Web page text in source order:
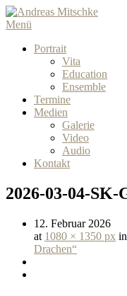
Menü
Portrait
Vita
Education
Ensemble
Termine
Medien
Galerie
Video
Audio
Kontakt
2026-03-04-SK-
12. Februar 2026
at 1080 × 1350 px in
Drachen“